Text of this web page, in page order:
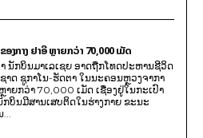
ກາງ ຢາອີ ຫຼາຍກວ່າ 70,000 ເມັດ
ນັກບິນມາເລເຊຍ ອາດຖືກໂທດປະຫານຊີວິດ
ດ ຊູກາໂນ-ຮັດຕາ ໃນນະຄອນຫຼວງຈາກາ
າຍກວ່າ 70,000 ເມັດ ເຊື່ອງຢູ່ໃນກະເປົາ
ບິນມີສານເສບຕິດໃນຮ່າງກາຍ ຂະນະ